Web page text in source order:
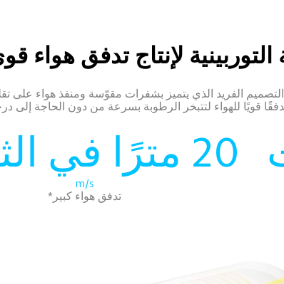
لإنتاج تدفق هواء
التصميم الفريد الذي يتميز بشفرات مقوّسة ومنفذ هواء على
قويًا للهواء لتتبخر الرطوبة بسرعة من دون الحاجة إلى
20 مترًا في الثانية
m/s
تدفق هواء كبير*